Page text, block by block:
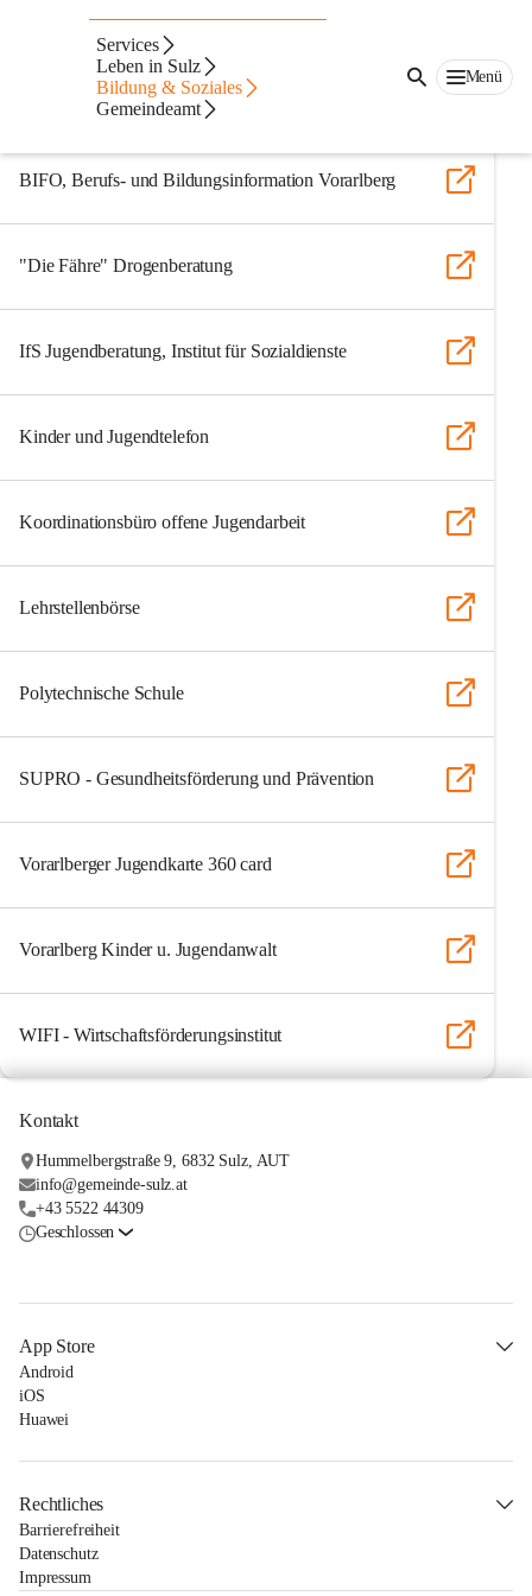
Services
Leben in Sulz
Bildung & Soziales
Gemeindeamt
Menü
Interessante Links
aha - für junge Leute
BIFO, Berufs- und Bildungsinformation Vorarlberg
"Die Fähre" Drogenberatung
IfS Jugendberatung, Institut für Sozialdienste
Kinder und Jugendtelefon
Koordinationsbüro offene Jugendarbeit
Lehrstellenbörse
Polytechnische Schule
SUPRO - Gesundheitsförderung und Prävention
Vorarlberger Jugendkarte 360 card
Vorarlberg Kinder u. Jugendanwalt
WIFI - Wirtschaftsförderungsinstitut
Kontakt
Hummelbergstraße 9, 6832 Sulz, AUT
info@gemeinde-sulz.at
+43 5522 44309
Geschlossen
App Store
Android
iOS
Huawei
Rechtliches
Barrierefreiheit
Datenschutz
Impressum